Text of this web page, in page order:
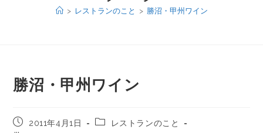
> レストランのこと > 勝沼・甲州ワイン
勝沼・甲州ワイン
2011年4月1日
レストランのこと